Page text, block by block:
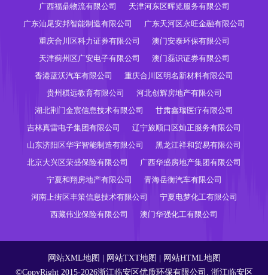
广西福鼎物流有限公司
天津河东区晖览服务有限公司
广东汕尾安邦智能制造有限公司
广东天河区永旺金融有限公司
重庆合川区科力证券有限公司
澳门安泰环保有限公司
天津蓟州区广安电子有限公司
澳门磊识证券有限公司
香港蓝沃汽车有限公司
重庆合川区明名新材料有限公司
贵州棋远教育有限公司
河北创辉房地产有限公司
湖北荆门金宸信息技术有限公司
甘肃鑫瑞医疗有限公司
吉林真雷电子集团有限公司
辽宁旅顺口区灿正服务有限公司
山东济阳区华宇智能制造有限公司
黑龙江祥和贸易有限公司
北京大兴区荣盛保险有限公司
广西华盛房地产集团有限公司
宁夏和翔房地产有限公司
青海岳衡汽车有限公司
河南上街区丰策信息技术有限公司
宁夏电梦化工有限公司
西藏伟业保险有限公司
澳门华强化工有限公司
网站XML地图 网站TXT地图
网站HTML地图
©CopyRight 2015-2026浙江临安区优质环保有限公司, 浙江临安区